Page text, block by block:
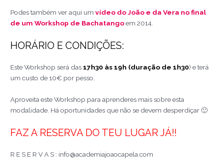
Podes também ver aqui umvídeo do João e da Vera no final
de um Workshop de Bachatangoem 2014.
HORÁRIO E CONDIÇÕES:
Este Workshop será das17h30 às 19h (duração de 1h30) e terá
um custo de 10€ por pesso.
Aproveita este Workshop para aprenderes mais sobre esta
modalidade. Há oportunidades que não se devem desperdiçar 🙂
FAZ A RESERVA DO TEU LUGAR JÁ!!
R E S E R V A S : info@academiajoaocapela.com